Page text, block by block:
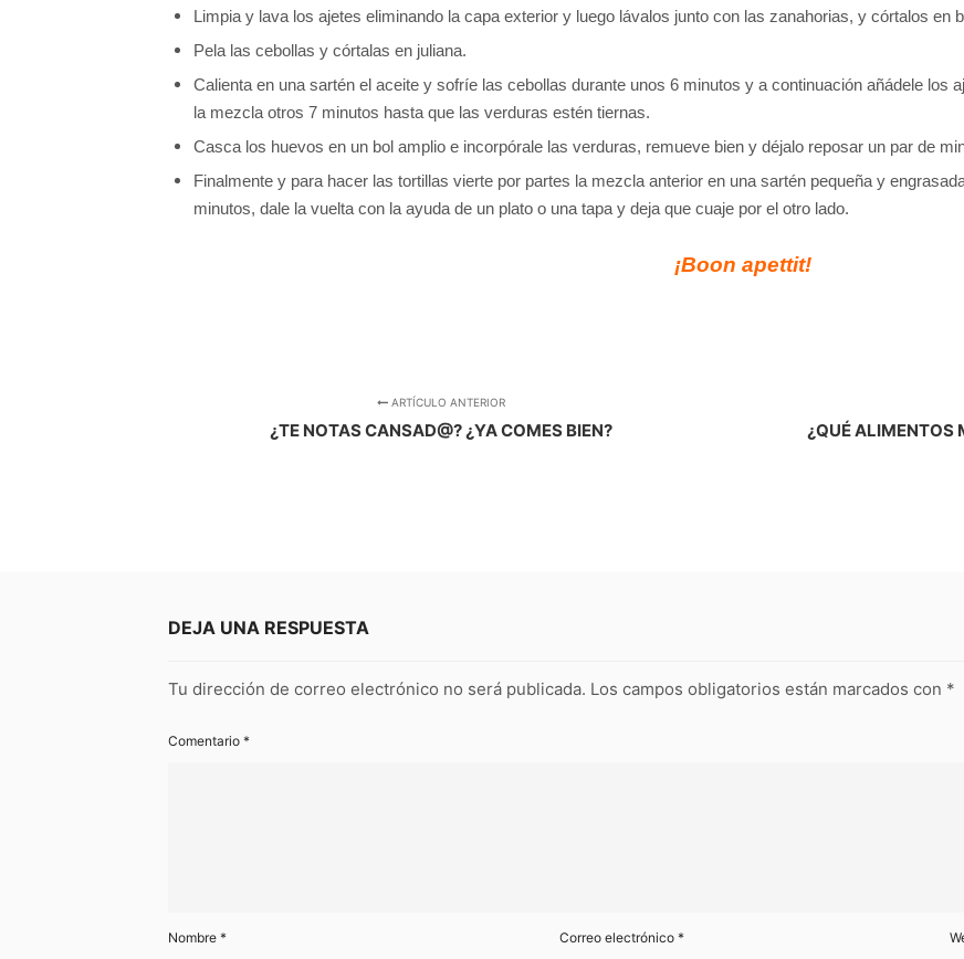
Limpia y lava los ajetes eliminando la capa exterior y luego lávalos junto con las zanahorias, y córtalos en
Pela las cebollas y córtalas en juliana.
Calienta en una sartén el aceite y sofríe las cebollas durante unos 6 minutos y a continuación añádele los
la mezcla otros 7 minutos hasta que las verduras estén tiernas.
Casca los huevos en un bol amplio e incorpórale las verduras, remueve bien y déjalo reposar un par de
Finalmente y para hacer las tortillas vierte por partes la mezcla anterior en una sartén pequeña y
minutos, dale la vuelta con la ayuda de un plato o una tapa y deja que cuaje por el otro lado.
¡Boon apettit!
ARTÍCULO ANTERIOR
¿TE NOTAS CANSAD@? ¿YA COMES BIEN? ¿QUÉ ALIMENTOS
DEJA UNA RESPUESTA
Tu dirección de correo electrónico no será publicada. Los campos obligatorios están marcados con *
Comentario *
Nombre * Correo electrónico *